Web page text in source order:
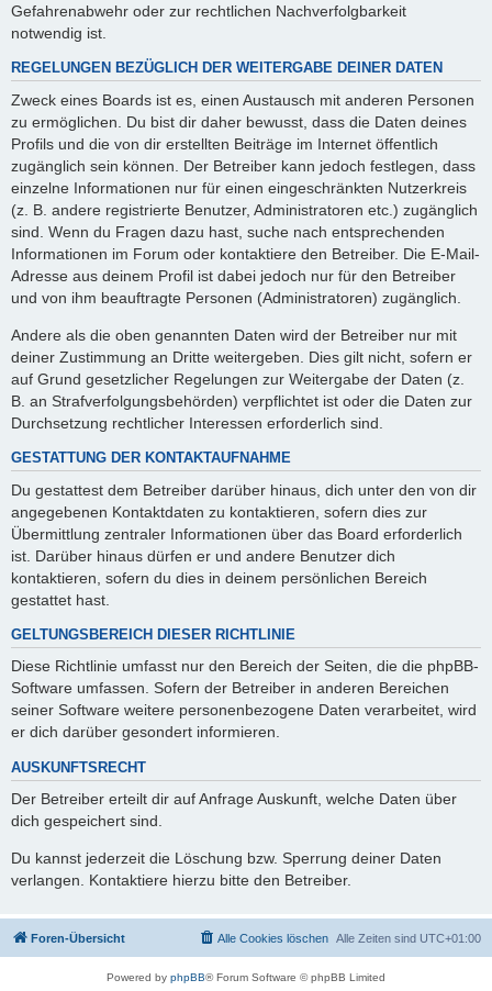
Gefahrenabwehr oder zur rechtlichen Nachverfolgbarkeit
notwendig ist.
REGELUNGEN BEZÜGLICH DER WEITERGABE DEINER DATEN
Zweck eines Boards ist es, einen Austausch mit anderen Personen
zu ermöglichen. Du bist dir daher bewusst, dass die Daten deines
Profils und die von dir erstellten Beiträge im Internet öffentlich
zugänglich sein können. Der Betreiber kann jedoch festlegen, dass
einzelne Informationen nur für einen eingeschränkten Nutzerkreis
(z. B. andere registrierte Benutzer, Administratoren etc.) zugänglich
sind. Wenn du Fragen dazu hast, suche nach entsprechenden
Informationen im Forum oder kontaktiere den Betreiber. Die E-Mail-
Adresse aus deinem Profil ist dabei jedoch nur für den Betreiber
und von ihm beauftragte Personen (Administratoren) zugänglich.
Andere als die oben genannten Daten wird der Betreiber nur mit
deiner Zustimmung an Dritte weitergeben. Dies gilt nicht, sofern er
auf Grund gesetzlicher Regelungen zur Weitergabe der Daten (z.
B. an Strafverfolgungsbehörden) verpflichtet ist oder die Daten zur
Durchsetzung rechtlicher Interessen erforderlich sind.
GESTATTUNG DER KONTAKTAUFNAHME
Du gestattest dem Betreiber darüber hinaus, dich unter den von dir
angegebenen Kontaktdaten zu kontaktieren, sofern dies zur
Übermittlung zentraler Informationen über das Board erforderlich
ist. Darüber hinaus dürfen er und andere Benutzer dich
kontaktieren, sofern du dies in deinem persönlichen Bereich
gestattet hast.
GELTUNGSBEREICH DIESER RICHTLINIE
Diese Richtlinie umfasst nur den Bereich der Seiten, die die phpBB-
Software umfassen. Sofern der Betreiber in anderen Bereichen
seiner Software weitere personenbezogene Daten verarbeitet, wird
er dich darüber gesondert informieren.
AUSKUNFTSRECHT
Der Betreiber erteilt dir auf Anfrage Auskunft, welche Daten über
dich gespeichert sind.
Du kannst jederzeit die Löschung bzw. Sperrung deiner Daten
verlangen. Kontaktiere hierzu bitte den Betreiber.
Foren-Übersicht Alle Zeiten sind UTC+01:00
Alle Cookies löschen
Powered by phpBB® Forum Software © phpBB Limited